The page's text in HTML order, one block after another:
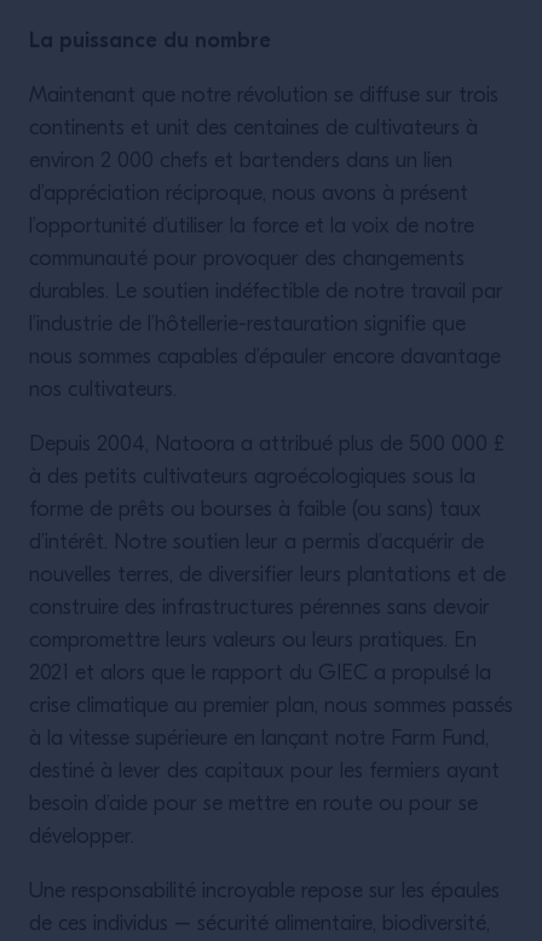
La puissance du nombre
Maintenant que notre révolution se diffuse sur trois
continents et unit des centaines de cultivateurs à
environ 2 000 chefs et bartenders dans un lien
d’appréciation réciproque, nous avons à présent
l’opportunité d’utiliser la force et la voix de notre
communauté pour provoquer des changements
durables. Le soutien indéfectible de notre travail par
l’industrie de l’hôtellerie-restauration signifie que
nous sommes capables d’épauler encore davantage
nos cultivateurs.
Depuis 2004, Natoora a attribué plus de 500 000 £
à des petits cultivateurs agroécologiques sous la
forme de prêts ou bourses à faible (ou sans) taux
d’intérêt. Notre soutien leur a permis d’acquérir de
nouvelles terres, de diversifier leurs plantations et de
construire des infrastructures pérennes sans devoir
compromettre leurs valeurs ou leurs pratiques. En
2021 et alors que le rapport du GIEC a propulsé la
crise climatique au premier plan, nous sommes passés
à la vitesse supérieure en lançant notre Farm Fund,
destiné à lever des capitaux pour les fermiers ayant
besoin d’aide pour se mettre en route ou pour se
développer.
Une responsabilité incroyable repose sur les épaules
de ces individus – sécurité alimentaire, biodiversité,